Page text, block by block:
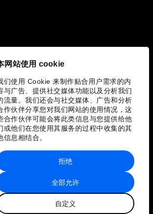
网站使用 cookie
们使用 Cookie 来制作贴合用户需求的内
与广告、提供社交媒体功能以及分析我们
流量。我们还会与社交媒体、广告和分析
作伙伴分享您对我们网站的使用情况，这
合作伙伴可能会将此类信息与您提供给他
或他们在您使用其服务的过程中收集的其
信息相结合。
全部允许
自定义
拒绝
站点地图
世界经济论坛